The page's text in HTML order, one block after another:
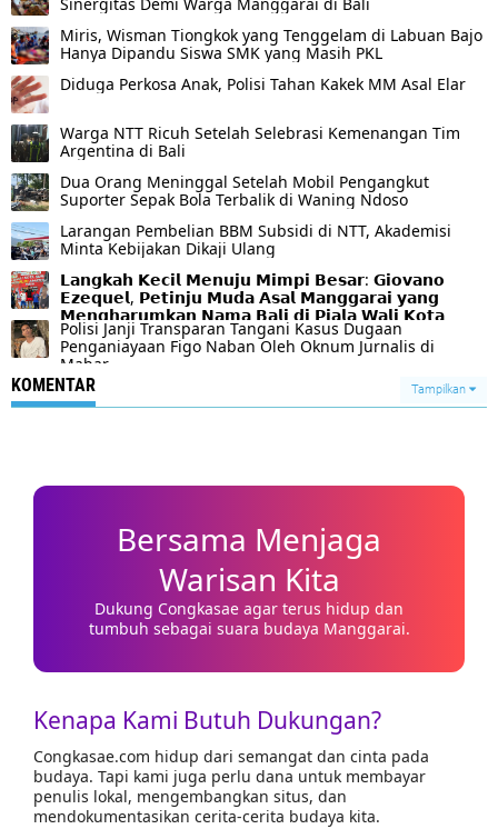
Sinergitas Demi Warga Manggarai di Bali
Miris, Wisman Tiongkok yang Tenggelam di Labuan Bajo
Hanya Dipandu Siswa SMK yang Masih PKL
Diduga Perkosa Anak, Polisi Tahan Kakek MM Asal Elar
Warga NTT Ricuh Setelah Selebrasi Kemenangan Tim
Argentina di Bali
Dua Orang Meninggal Setelah Mobil Pengangkut
Suporter Sepak Bola Terbalik di Waning Ndoso
Larangan Pembelian BBM Subsidi di NTT, Akademisi
Minta Kebijakan Dikaji Ulang
𝗟𝗮𝗻𝗴𝗸𝗮𝗵 𝗞𝗲𝗰𝗶𝗹 𝗠𝗲𝗻𝘂𝗷𝘂 𝗠𝗶𝗺𝗽𝗶 𝗕𝗲𝘀𝗮𝗿: 𝗚𝗶𝗼𝘃𝗮𝗻𝗼
𝗘𝘇𝗲𝗾𝘂𝗲𝗹, 𝗣𝗲𝘁𝗶𝗻𝗷𝘂 𝗠𝘂𝗱𝗮 𝗔𝘀𝗮𝗹 𝗠𝗮𝗻𝗴𝗴𝗮𝗿𝗮𝗶 𝘆𝗮𝗻𝗴
𝗠𝗲𝗻𝗴𝗵𝗮𝗿𝘂𝗺𝗸𝗮𝗻 𝗡𝗮𝗺𝗮 𝗕𝗮𝗹𝗶 𝗱𝗶 𝗣𝗶𝗮𝗹𝗮 𝗪𝗮𝗹𝗶 𝗞𝗼𝘁𝗮
𝗦𝘂𝗿𝗮𝗯𝗮𝘆𝗮 𝟮𝟬𝟮𝟲
Polisi Janji Transparan Tangani Kasus Dugaan
Penganiayaan Figo Naban Oleh Oknum Jurnalis di
Mabar
KOMENTAR
Tampilkan
Bersama Menjaga
Warisan Kita
Dukung Congkasae agar terus hidup dan
tumbuh sebagai suara budaya Manggarai.
Kenapa Kami Butuh Dukungan?
Congkasae.com hidup dari semangat dan cinta pada
budaya. Tapi kami juga perlu dana untuk membayar
penulis lokal, mengembangkan situs, dan
mendokumentasikan cerita-cerita budaya kita.